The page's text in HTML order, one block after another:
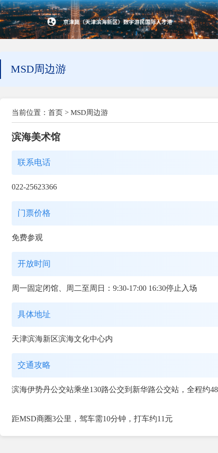
MSD周边游
当前位置： 首页 > MSD周边游
滨海美术馆
联系电话
022-25623366
门票价格
免费参观
开放时间
周一固定闭馆、周二至周日：9:30-17:00 16:30停止入场
具体地址
天津滨海新区滨海文化中心内
交通攻略
滨海伊势丹公交站乘坐130路公交到新华路公交站，全程约
距MSD商圈3公里，驾车需10分钟，打车约11元